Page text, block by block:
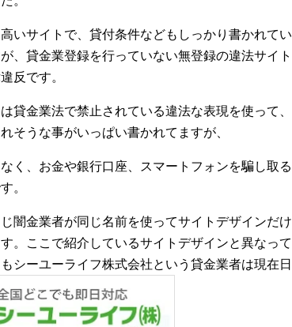
いサイトで、貸付条件などもしっかり書かれて
、貸金業登録を行っていない無登録の違法サイ
反です。
貸金業法で禁止されている違法な表現を使って
そうな事がいっぱい書かれてますが、
く、お金や銀行口座、スマートフォンを騙し取
。
闇金業者が同じ名前を使ってサイトデザインだ
。ここで紹介しているサイトデザインと異なっ
シーユーライフ株式会社という貸金業者は現在日